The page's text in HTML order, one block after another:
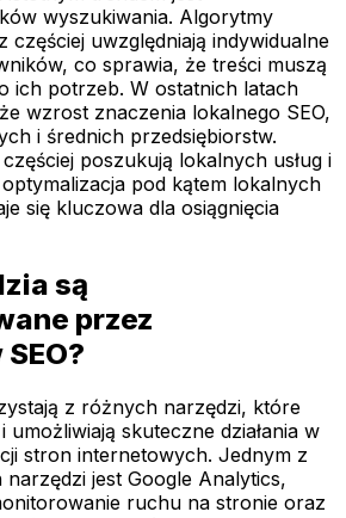
wyszukiwania. Algorytmy
częściej uwzględniają indywidualne
co sprawia, że treści muszą
ich potrzeb. W ostatnich latach
wzrost znaczenia lokalnego SEO,
i średnich przedsiębiorstw.
poszukują lokalnych usług i
pod kątem lokalnych
się kluczowa dla osiągnięcia
są
przez
z różnych narzędzi, które
umożliwiają skuteczne działania w
stron internetowych. Jednym z
jest Google Analytics,
ruchu na stronie oraz